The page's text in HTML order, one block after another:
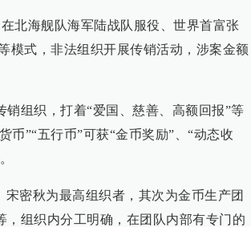
北海舰队海军陆战队服役、世界首富张
模式，非法组织开展传销活动，涉案金额
销组织，打着“爱国、慈善、高额回报”等
币”“五行币”可获“金币奖励”、“动态收
密秋为最高组织者，其次为金币生产团
组织内分工明确，在团队内部有专门的